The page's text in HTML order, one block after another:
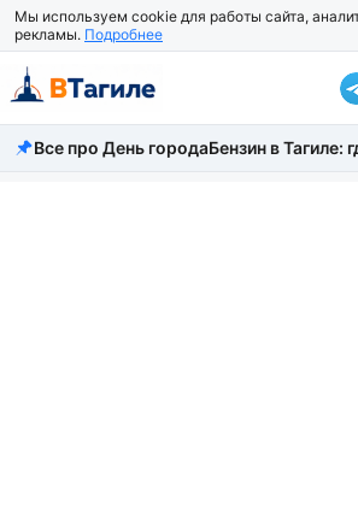
Мы используем cookie для работы сайта,
рекламы. Подробнее
Все новости
Все про День городаБензин в Тагиле: